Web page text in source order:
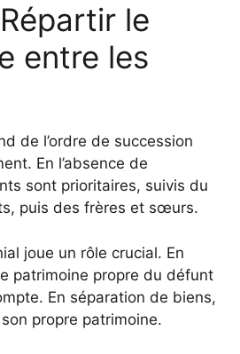
le
entre les
de l’ordre de succession
En l’absence de
sont prioritaires, suivis du
puis des frères et sœurs.
joue un rôle crucial. En
patrimoine propre du défunt
En séparation de biens,
propre patrimoine.